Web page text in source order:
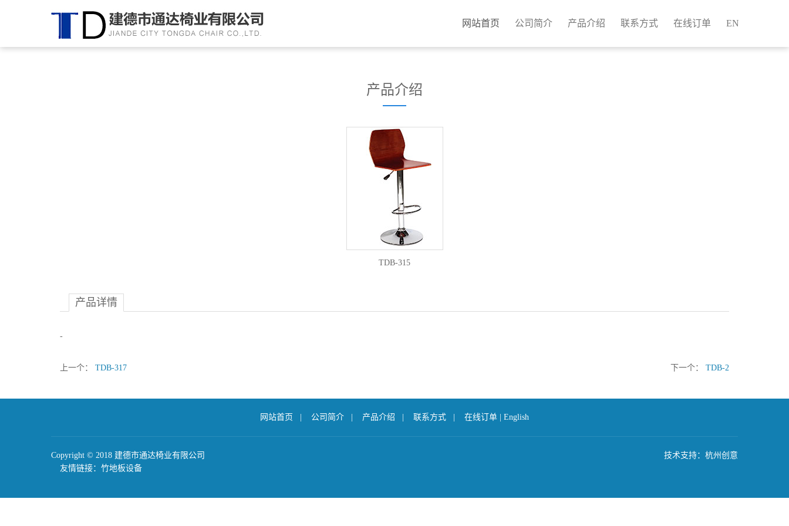
网站首页 公司简介 产品介绍 联系方式 在线订单 EN
产品介绍
TDB-315
产品详情
-
上一个： TDB-317 下一个： TDB-2
网站首页 公司简介 产品介绍 联系方式 在线订单 English
Copyright © 2018 建德市通达椅业有限公司
技术支持：杭州创意
友情链接： 竹地板设备